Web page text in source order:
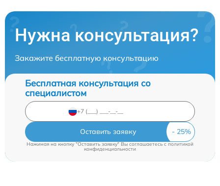
Нужна консультация?
Закажите бесплатную консультацию
Бесплатная консультация со
специалистом
Оставить заявку
Нажимая на кнопку "Оставить заявку" Вы соглашаетесь cполитикой
конфиденциальности